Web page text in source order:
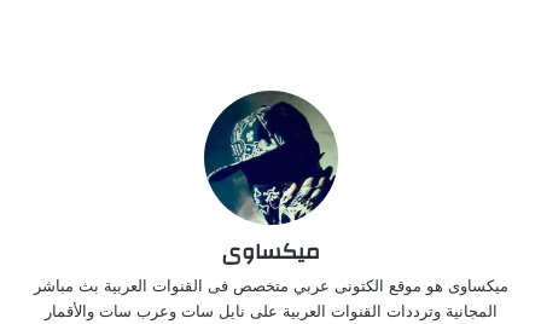
ميكساوى
ميكساوى هو موقع الكتونى عربي متخصص فى القنوات العربية بث مباشر
المجانية وترددات القنوات العربية على نايل سات وعرب سات والأقمار